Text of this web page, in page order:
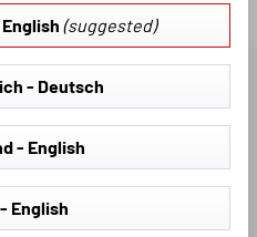
(suggested)
- Deutsch
- English
English